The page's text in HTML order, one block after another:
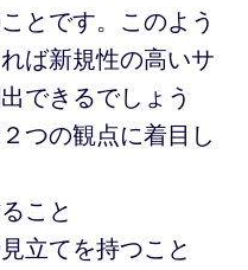
とです。このよう
ば新規性の高いサ
できるでしょう
つの観点に着目し
こと
立てを持つこと